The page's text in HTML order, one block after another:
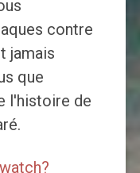
contre
jamais
que
l'histoire de